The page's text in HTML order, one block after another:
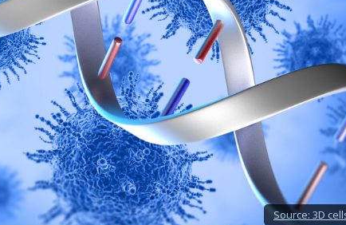
Source: 3D